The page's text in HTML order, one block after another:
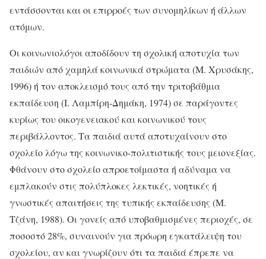
εντάσσονται και οι επιρροές των συνομηλίκων ή άλλων
ατόμων.
Οι κοινωνιολόγοι αποδίδουν τη σχολική αποτυχία των
παιδιών από χαμηλά κοινωνικά στρώματα (Μ. Χρυσάκης,
1996) ή τον αποκλεισμό τους από την τριτοβάθμια
εκπαίδευση (Ι. Λαμπίρη-Δημάκη, 1974) σε παράγοντες
κυρίως του οικογενειακού και κοινωνικού τους
περιβάλλοντος. Τα παιδιά αυτά αποτυχαίνουν στο
σχολείο λόγω της κοινωνικο-πολιτιστικής τους μειονεξίας.
Φθάνουν στο σχολείο απροετοίμαστα ή αδύναμα να
εμπλακούν στις πολύπλοκες λεκτικές, νοητικές ή
γνωστικές απαιτήσεις της τυπικής εκπαίδευσης (Μ.
Τζάνη, 1988). Οι γονείς από υποβαθμισμένες περιοχές, σε
ποσοστό 28%, συναινούν για πρόωρη εγκατάλειψη του
σχολείου, αν και γνωρίζουν ότι τα παιδιά έπρεπε να